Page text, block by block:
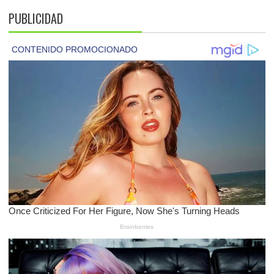
PUBLICIDAD